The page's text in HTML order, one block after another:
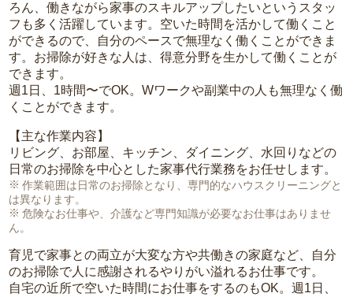
ろん、働きながら家事のスキルアップしたいというスタッ
フも多く活躍しています。空いた時間を活かして働くこと
ができるので、自分のペースで無理なく働くことができま
す。お掃除が好きな人は、得意分野を生かして働くことが
できます。
週1日、1時間〜でOK。Wワークや副業中の人も無理なく働
くことができます。
【主な作業内容】
リビング、お部屋、キッチン、ダイニング、水回りなどの
日常のお掃除を中心とした家事代行業務をお任せします。
作業範囲は日常のお掃除となり、専門的なハウスクリーニングと
は異なります。
危険なお仕事や、介護など専門知識が必要なお仕事はありませ
ん。
育児で家事との両立が大変な方や共働きの家庭など、自分
のお掃除で人に感謝されるやりがい溢れるお仕事です。
自宅の近所で空いた時間にお仕事をするのもOK。週1日、